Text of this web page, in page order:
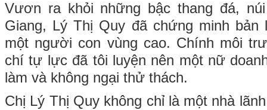
Vươn ra khỏi những bậc thang đá,
Giang, Lý Thị Quy đã chứng minh bản
một người con vùng cao. Chính môi
chí tự lực đã tôi luyện nên một nữ
làm và không ngại thử thách.
Chị Lý Thị Quy không chỉ là một nhà